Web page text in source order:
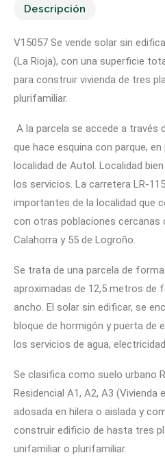
Descripción
V15057 Se vende solar sin
(La Rioja), con una superficie
para construir vivienda de tres
plurifamiliar.
A la parcela se accede a través
que hace esquina con parque,
localidad de Autol. Localidad
los servicios. La carretera LR-
importantes de la localidad que
con otras poblaciones cercanas
Calahorra y 55 de Logroño.
Se trata de una parcela de
aproximadas de 12,5 metros de
ancho. El solar sin edificar, se
bloque de hormigón y puerta de
los servicios de agua,
Se clasifica como suelo urbano
Residencial A1, A2, A3 (Vivienda
adosada en hilera o aislada y
construir edificio de hasta tres
unifamiliar o plurifamiliar.